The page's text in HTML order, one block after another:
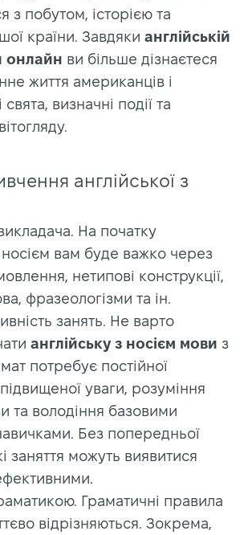
з побутом, історією та
країни. Завдяки англійській
онлайн ви більше дізнаєтеся
життя американців і
свята, визначні події та
англійської з
На початку
носієм вам буде важко через
нетипові конструкції,
фразеологізми та ін.
занять. Не варто
англійську з носієм мови з
потребує постійної
уваги, розуміння
та володіння базовими
Без попередньої
заняття можуть виявитися
Граматичні правила
відрізняються. Зокрема,